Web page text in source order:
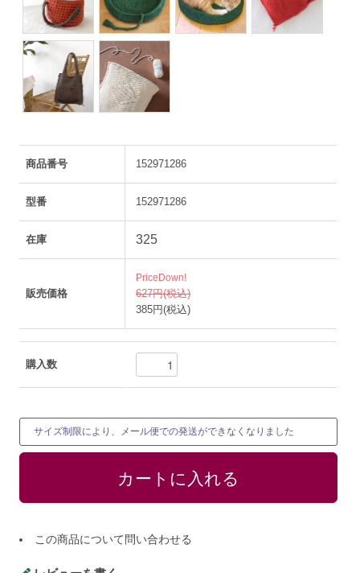
商品番号 152971286
型番 152971286
在庫 325
販売価格
PriceDown!
627円(税込)
385円(税込)
購入数
サイズ制限により、メール便での発送ができなくなりました
この商品について問い合わせる